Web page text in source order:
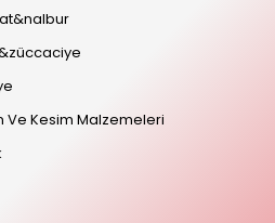
Ve Kesim Malzemeleri